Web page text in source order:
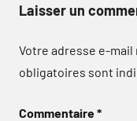
Laisser un
Votre adresse e-mail
obligatoires sont
Commentaire*